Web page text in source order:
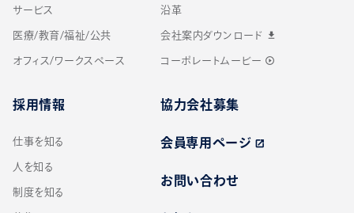
サービス
医療/教育/福祉/公共
オフィス/ワークスペース
沿革
会社案内ダウンロード download
コーポレートムービー play_circle_outline
採用情報
仕事を知る
人を知る
制度を知る
協力会社募集
会員専用ページ open_in_new
お問い合わせ